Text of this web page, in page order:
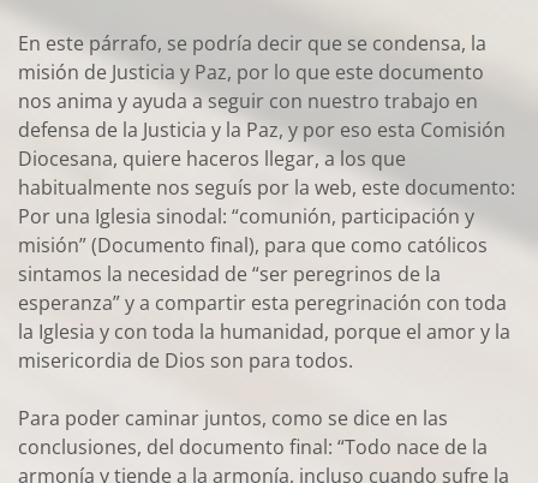
En este párrafo, se podría decir que se condensa, la
misión de Justicia y Paz, por lo que este documento
nos anima y ayuda a seguir con nuestro trabajo en
defensa de la Justicia y la Paz, y por eso esta Comisión
Diocesana, quiere haceros llegar, a los que
habitualmente nos seguís por la web, este documento:
Por una Iglesia sinodal: “comunión, participación y
misión” (Documento final), para que como católicos
sintamos la necesidad de “ser peregrinos de la
esperanza” y a compartir esta peregrinación con toda
la Iglesia y con toda la humanidad, porque el amor y la
misericordia de Dios son para todos.
Para poder caminar juntos, como se dice en las
conclusiones, del documento final: “Todo nace de la
armonía y tiende a la armonía, incluso cuando sufre la